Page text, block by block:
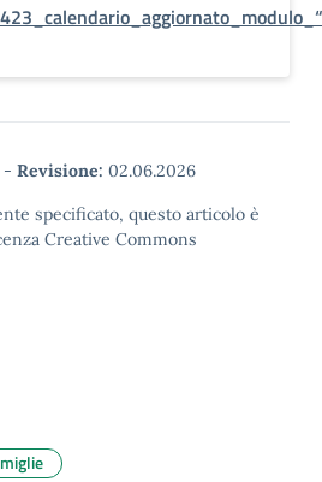
- Revisione: 02.06.2026
specificato, questo articolo è
Creative Commons